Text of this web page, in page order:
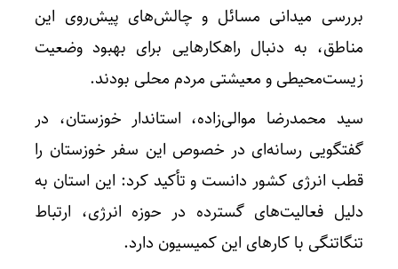
بررسی میدانی مسائل و چالش‌های پیش‌روی این
مناطق، به دنبال راهکارهایی برای بهبود وضعیت
زیست‌محیطی و معیشتی مردم محلی بودند.
سید محمدرضا موالی‌زاده، استاندار خوزستان، در
گفتگویی رسانه‌ای در خصوص این سفر خوزستان را
قطب انرژی کشور دانست و تأکید کرد: این استان به
دلیل فعالیت‌های گسترده در حوزه انرژی، ارتباط
تنگاتنگی با کارهای این کمیسیون دارد.